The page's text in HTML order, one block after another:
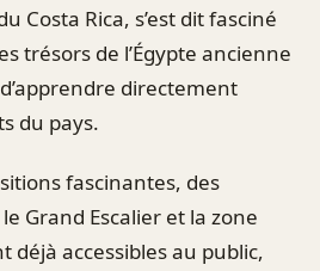
Costa Rica, s’est dit fasciné
trésors de l’Égypte ancienne
directement
du pays.
fascinantes, des
Grand Escalier et la zone
déjà accessibles au public,